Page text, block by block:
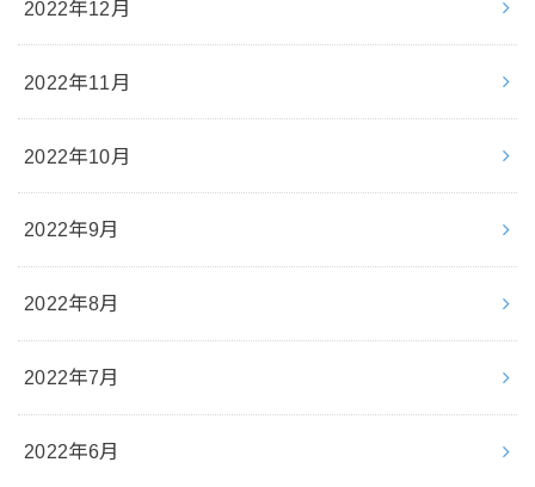
2022年12月
2022年11月
2022年10月
2022年9月
2022年8月
2022年7月
2022年6月